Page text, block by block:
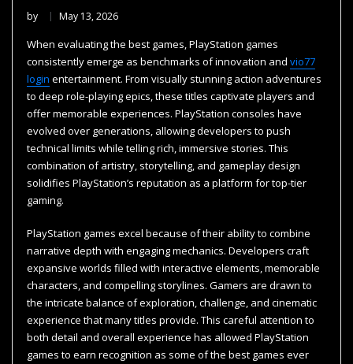
by May 13, 2026
When evaluating the best games, PlayStation games
consistently emerge as benchmarks of innovation and vio77
login entertainment. From visually stunning action adventures
to deep role-playing epics, these titles captivate players and
offer memorable experiences. PlayStation consoles have
evolved over generations, allowing developers to push
technical limits while telling rich, immersive stories. This
combination of artistry, storytelling, and gameplay design
solidifies PlayStation’s reputation as a platform for top-tier
gaming.
PlayStation games excel because of their ability to combine
narrative depth with engaging mechanics. Developers craft
expansive worlds filled with interactive elements, memorable
characters, and compelling storylines. Gamers are drawn to
the intricate balance of exploration, challenge, and cinematic
experience that many titles provide. This careful attention to
both detail and overall experience has allowed PlayStation
games to earn recognition as some of the best games ever